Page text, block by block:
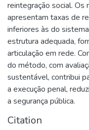
reintegração social. Os
apresentam taxas de
inferiores às do
estrutura adequada,
articulação em rede.
do método, com
sustentável, contribui
a execução penal,
a segurança pública.
Citation